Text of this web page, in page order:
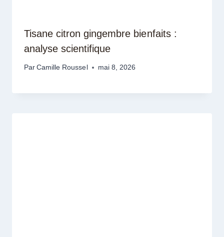
Tisane citron gingembre bienfaits :
analyse scientifique
Par Camille Roussel mai 8, 2026